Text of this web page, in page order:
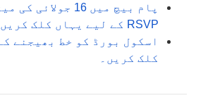
پام بیچ میں 16
RSVP کے لیے یہاں کلک کریں۔
اسکول بورڈ کو خط بھیجنے
کلک کریں۔